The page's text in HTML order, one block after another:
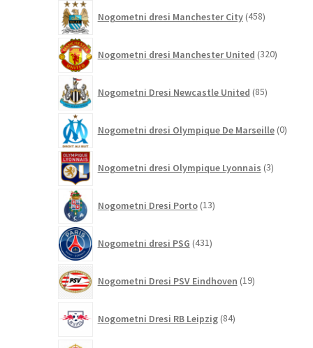
Nogometni dresi Manchester City 458izdelkov
Nogometni dresi Manchester United 320izdelkov
Nogometni Dresi Newcastle United 85izdelkov
Nogometni dresi Olympique De Marseille 0
Nogometni dresi Olympique Lyonnais 3izdelki
Nogometni Dresi Porto 13izdelkov
Nogometni dresi PSG 431izdelkov
Nogometni Dresi PSV Eindhoven 19izdelkov
Nogometni Dresi RB Leipzig 84izdelkov